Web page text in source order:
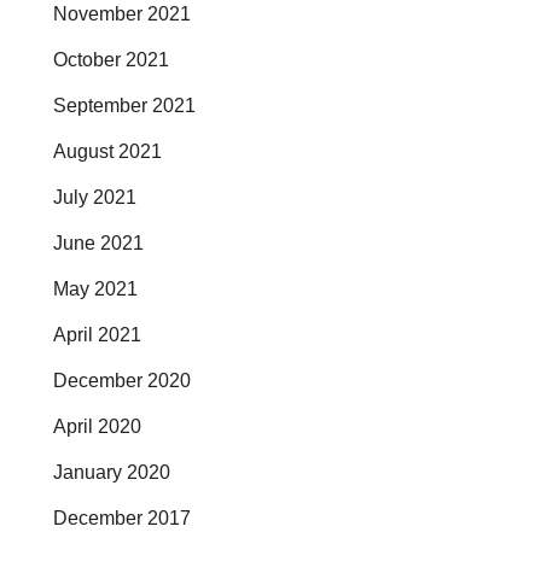
November 2021
October 2021
September 2021
August 2021
July 2021
June 2021
May 2021
April 2021
December 2020
April 2020
January 2020
December 2017